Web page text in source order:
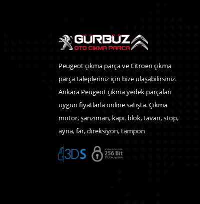
Peugeot çıkma parça ve Citroen çıkma
parça talepleriniz için bize ulaşabilirsiniz.
Ankara Peugeot çıkma yedek parçaları
uygun fiyatlarla online satışta. Çıkma
motor, şanzıman, kapı. blok, tavan, stop,
ayna, far, direksiyon, tampon